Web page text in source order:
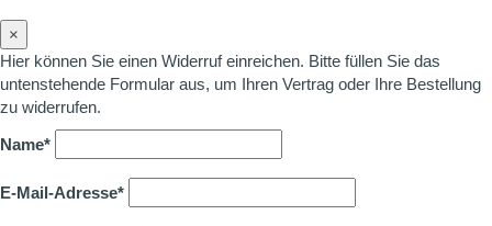
×
Hier können Sie einen Widerruf einreichen. Bitte füllen Sie das
untenstehende Formular aus, um Ihren Vertrag oder Ihre Bestellung
zu widerrufen.
Name*
E-Mail-Adresse*